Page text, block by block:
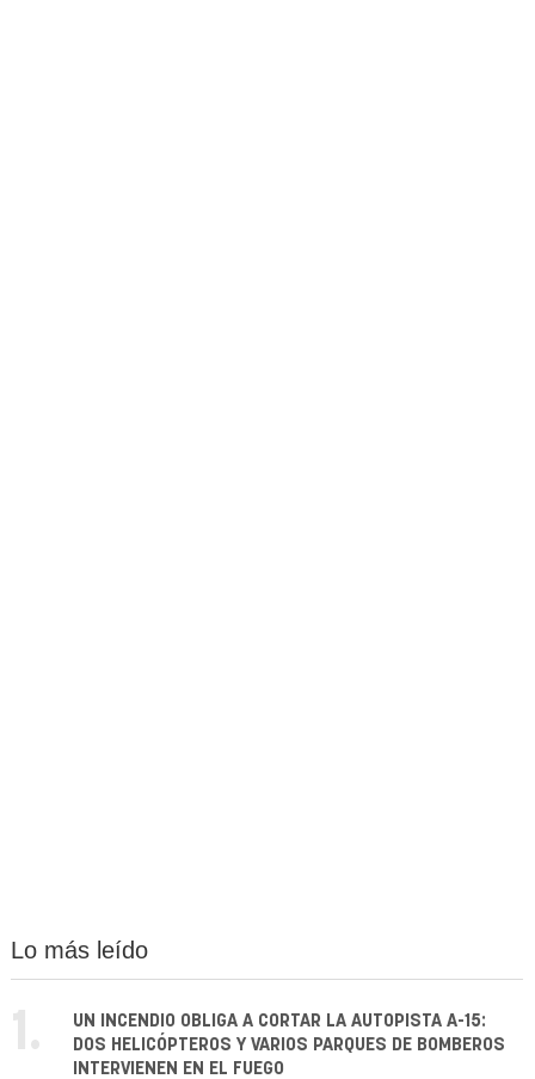
Lo más leído
1.
UN INCENDIO OBLIGA A CORTAR LA AUTOPISTA A-15:
DOS HELICÓPTEROS Y VARIOS PARQUES DE BOMBEROS
INTERVIENEN EN EL FUEGO